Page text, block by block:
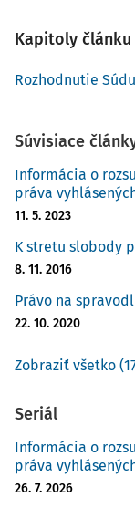
Kapitoly článku
Rozhodnutie Súdu
Súvisiace
Informácia o
práva
11. 5. 2023
K stretu slobody
8. 11. 2016
Právo na
22. 10. 2020
Zobraziť všetko
Seriál
Informácia o
práva
26. 7. 2026